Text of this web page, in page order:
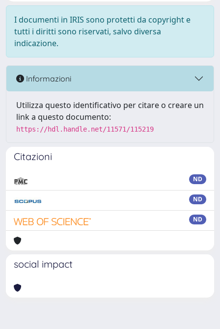
I documenti in IRIS sono protetti da copyright e
tutti i diritti sono riservati, salvo diversa
indicazione.
Informazioni
Utilizza questo identificativo per citare o creare un
link a questo documento:
https://hdl.handle.net/11571/115219
Citazioni
ND
ND
ND
social impact